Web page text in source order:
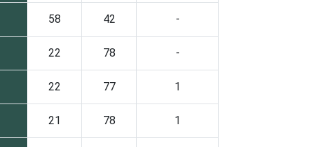
58 42 -
22 78 -
22 77 1
21 78 1